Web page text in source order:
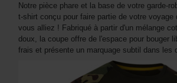
Notre pièce phare et la base de votre garde-
t-shirt conçu pour faire partie de votre voyage
vous alliez ! Fabriqué à partir d'un mélange
doux, la coupe offre de l'espace pour bouger
frais et présente un marquage subtil dans les